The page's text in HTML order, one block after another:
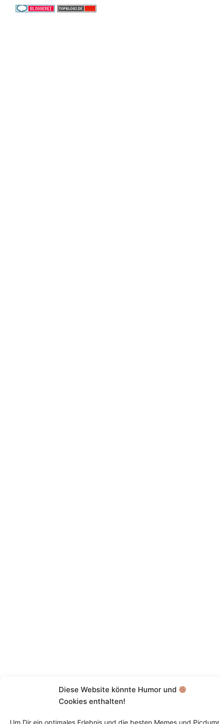
Diese Website könnte Humor und
Cookies enthalten!
Um Dir ein optimales Erlebnis und die besten Memes und